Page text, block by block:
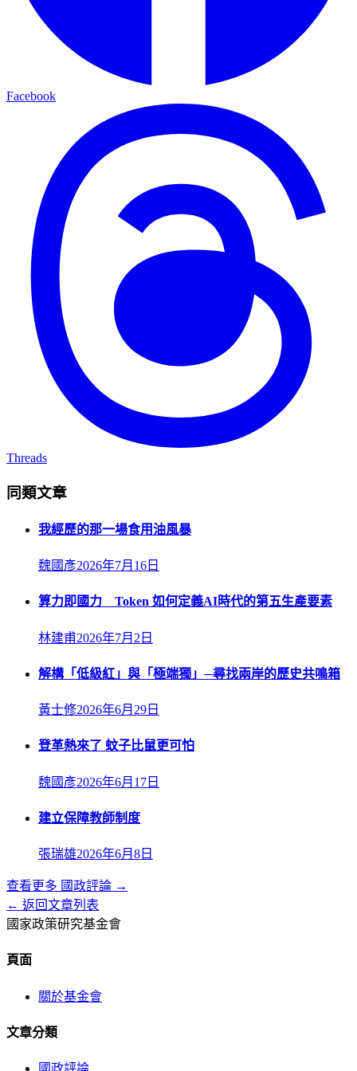
Facebook
Threads
同類文章
我經歷的那一場食用油風暴
魏國彥2026年7月16日
算力即國力 Token 如何定義AI時代的第五生產要素
林建甫2026年7月2日
解構「低級紅」與「極端獨」─尋找兩岸的歷史共鳴箱
黃士修2026年6月29日
登革熱來了 蚊子比鼠更可怕
魏國彥2026年6月17日
建立保障教師制度
張瑞雄2026年6月8日
查看更多 國政評論 →
← 返回文章列表
國家政策研究基金會
頁面
關於基金會
文章分類